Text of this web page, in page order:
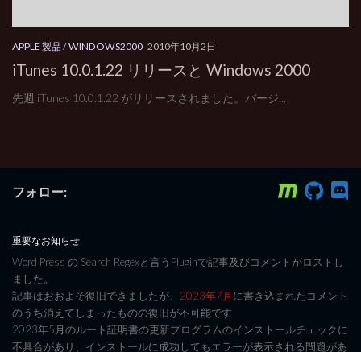
APPLE 製品/WINDOWS2000 2010年10月2日
iTunes 10.0.1.22 リリースと Windows 2000
先週 iTunes 10.0.1.22 がリリースされました。バージ...
フォロー:
重要なお知らせ
Word Press の Search Regexと言うPluginで記事及びコメントがロストし
ました。
記事はおおよそ復旧できましたが、 2023年7月に書き込まれたコメント
のうち消えてしまったものの復旧が不可能です
2023年5月のルート証明書の更新プログラムのインストールチェックに
不具合があり、インストールに成功してもエラーが表示される問題があ